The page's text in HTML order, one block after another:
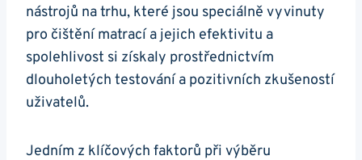
nástrojů na trhu, které jsou speciálně vyvinuty
pro čištění matrací a jejich efektivitu a
spolehlivost si získaly prostřednictvím
dlouholetých testování a pozitivních zkušeností
uživatelů.
Jedním z klíčových faktorů při výběru